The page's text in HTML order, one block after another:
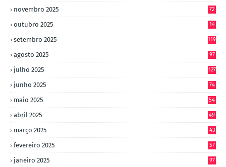
novembro 2025 72
outubro 2025
14
setembro 2025 119
agosto 2025 97
julho 2025 127
junho 2025 74
maio 2025 54
abril 2025 49
março 2025 43
fevereiro 2025 57
janeiro 2025 97